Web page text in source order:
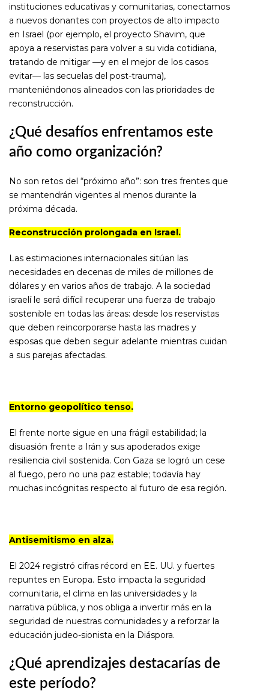
instituciones educativas y comunitarias, conectamos
a nuevos donantes con proyectos de alto impacto
en Israel (por ejemplo, el proyecto Shavim, que
apoya a reservistas para volver a su vida cotidiana,
tratando de mitigar —y en el mejor de los casos
evitar— las secuelas del post-trauma),
manteniéndonos alineados con las prioridades de
reconstrucción.
¿Qué desafíos enfrentamos este
año como organización?
No son retos del “próximo año”: son tres frentes que
se mantendrán vigentes al menos durante la
próxima década.
Reconstrucción prolongada en Israel.
Las estimaciones internacionales sitúan las
necesidades en decenas de miles de millones de
dólares y en varios años de trabajo. A la sociedad
israelí le será difícil recuperar una fuerza de trabajo
sostenible en todas las áreas: desde los reservistas
que deben reincorporarse hasta las madres y
esposas que deben seguir adelante mientras cuidan
a sus parejas afectadas.
Entorno geopolítico tenso.
El frente norte sigue en una frágil estabilidad; la
disuasión frente a Irán y sus apoderados exige
resiliencia civil sostenida. Con Gaza se logró un cese
al fuego, pero no una paz estable; todavía hay
muchas incógnitas respecto al futuro de esa región.
Antisemitismo en alza.
El 2024 registró cifras récord en EE. UU. y fuertes
repuntes en Europa. Esto impacta la seguridad
comunitaria, el clima en las universidades y la
narrativa pública, y nos obliga a invertir más en la
seguridad de nuestras comunidades y a reforzar la
educación judeo-sionista en la Diáspora.
¿Qué aprendizajes destacarías de
este período?